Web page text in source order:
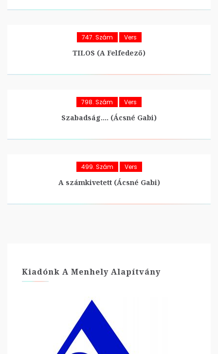
747. Szám Vers
TILOS (A Felfedező)
798. Szám Vers
Szabadság…. (Ácsné Gabi)
499. Szám Vers
A számkivetett (Ácsné Gabi)
Kiadónk A Menhely Alapítvány